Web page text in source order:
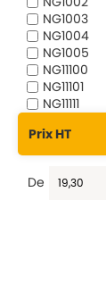
NG1003
NG1004
NG1005
NG11100
NG11101
NG11111
NG11113
NG11114
NG2002
Prix HT
De